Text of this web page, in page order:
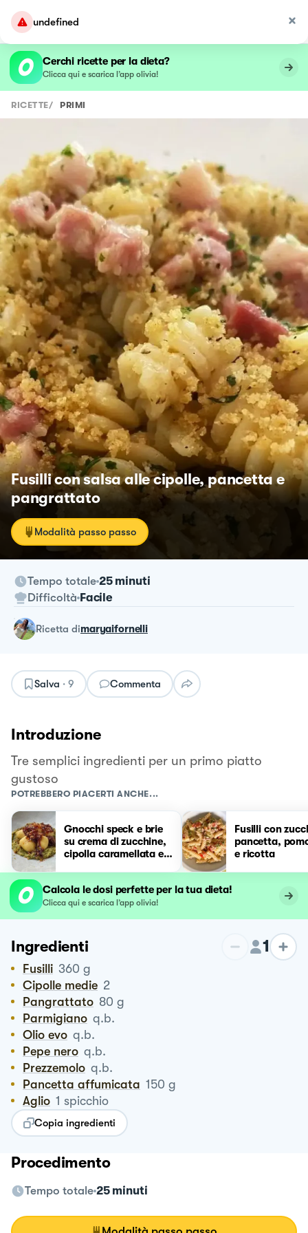
undefined
Cerchi ricette per la dieta?
Clicca qui e scarica l’app olivia!
RICETTE/ PRIMI
Fusilli con salsa alle cipolle, pancetta e
pangrattato
Modalità passo passo
Tempo totale 25 minuti
Difficoltà Facile
ricetta dimaryaifornelli
Salva · 9 Commenta
Introduzione
Tre semplici ingredienti per un primo piatto
gustoso
POTREBBERO PIACERTI ANCHE...
Gnocchi speck e brie
su crema di zucchine,
cipolla caramellata e
Fusilli con
pancetta,
e ricotta
Calcola le dosi perfette per la tua dieta!
Clicca qui e scarica l’app olivia!
Ingredienti 1
Fusilli 360 g
Cipolle medie 2
Pangrattato 80 g
Parmigiano q.b.
Olio evo q.b.
Pepe nero q.b.
Prezzemolo q.b.
Pancetta affumicata 150 g
Aglio 1 spicchio
Copia ingredienti
Procedimento
Tempo totale 25 minuti